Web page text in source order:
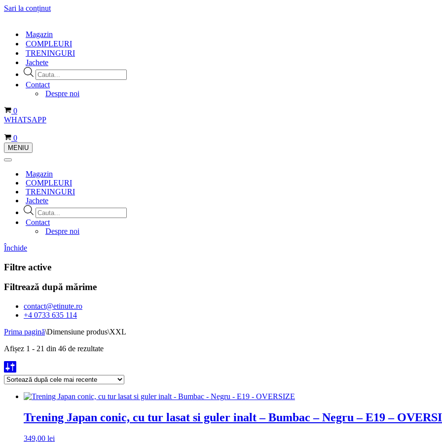
Sari la conținut
Magazin
COMPLEURI
TRENINGURI
Jachete
Products
search
Contact
Despre noi
Coș
0
WHATSAPP
Coș
0
MENIU
Meniu
Meniu
navigareMagazin
COMPLEURI
TRENINGURI
Jachete
Products
search
Contact
Despre noi
Închide
Filtre active
Filtrează după mărime
contact@etinute.ro
+4 0733 635 114
Prima pagină\Dimensiune produs\XXL
Afișez 1 - 21 din 46 de rezultateSortat
mai
recente
Trening Japan conic, cu tur lasat si guler inalt – Bumbac – Negru – E19 –
349,00 lei